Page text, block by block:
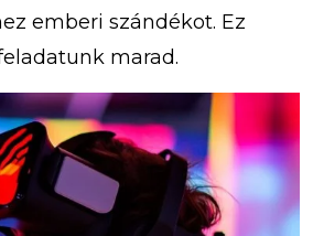
emberi szándékot. Ez
marad.